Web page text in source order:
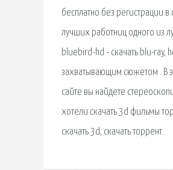
бесплатно без регистрации
лучших работниц одного из
bluebird-hd - скачать blu-ray,
захватывающим сюжетом . В
сайте вы найдете
хотели скачать 3d фильмы
скачать 3d, скачать торрент.